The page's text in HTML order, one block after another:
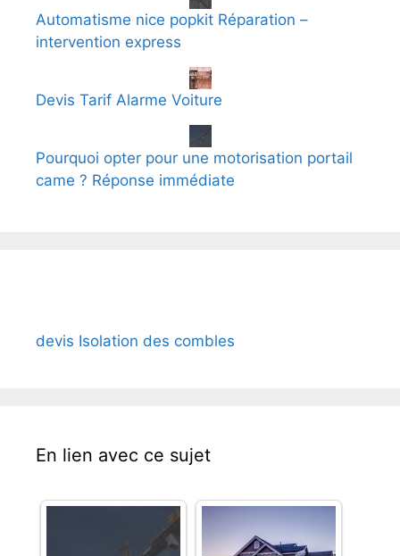
Automatisme nice popkit Réparation –
intervention express
Devis Tarif Alarme Voiture
Pourquoi opter pour une motorisation portail
came ? Réponse immédiate
devis Isolation des combles
En lien avec ce sujet